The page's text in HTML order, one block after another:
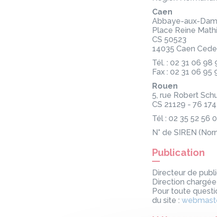
Caen
Abbaye-aux-
Place Reine
CS 50523
14035 Caen
Tél. : 02 31 06 98
Fax : 02 31 06 95
Rouen
5, rue Robert
CS 21129 - 76
Tél : 02 35 52 56
N° de SIREN
Publication
Directeur de
Direction
Pour toute
du site :